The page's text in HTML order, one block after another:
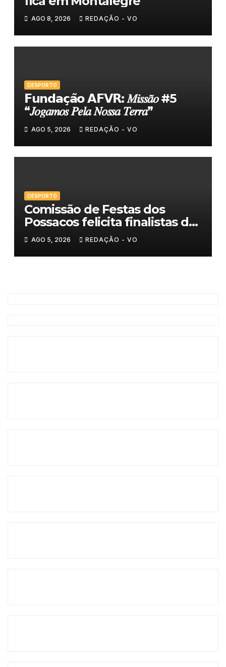
AGO 8, 2026 REDAÇÃO - VO
DESPORTO
𝗙𝘂𝗻𝗱𝗮𝗰̧𝗮̃𝗼 𝗔𝗙𝗩𝗥: 𝑀𝑖𝑠𝑠𝑎̃𝑜 #5
“𝐽𝑜𝑔𝑎𝑚𝑜𝑠 𝑃𝑒𝑙𝑎 𝑁𝑜𝑠𝑠𝑎 𝑇𝑒𝑟𝑟𝑎”
AGO 5, 2026 REDAÇÃO - VO
DESPORTO
Comissão de Festas dos
Possacos felicita finalistas do
Torneio de Sueca
AGO 5, 2026 REDAÇÃO - VO